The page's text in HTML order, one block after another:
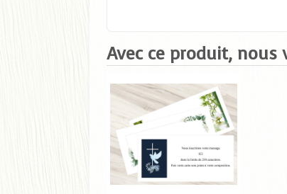
Avec ce produit, nous